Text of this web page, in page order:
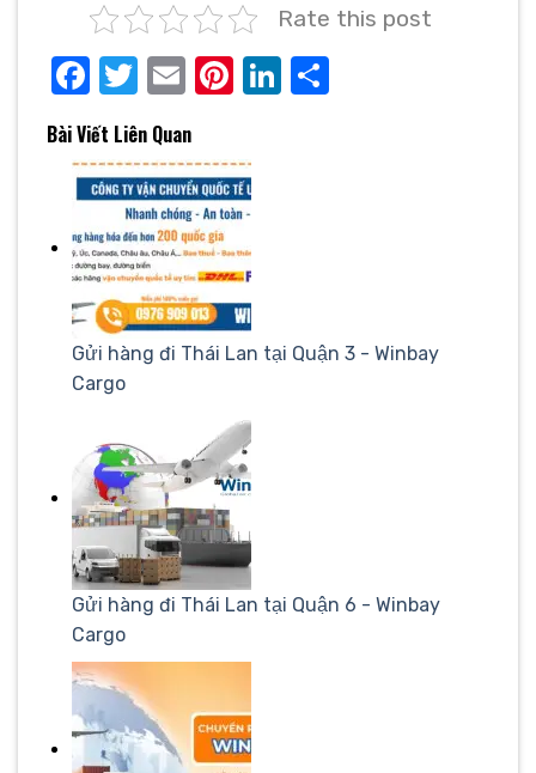
Rate this post
Facebook
Twitter
EmailPinterest
LinkedIn
Bài Viết Liên Quan
Gửi hàng đi Thái Lan tại Quận 3 - Winbay
Cargo
Gửi hàng đi Thái Lan tại Quận 6 - Winbay
Cargo